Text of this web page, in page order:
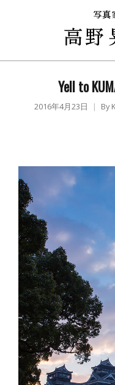
Yell to
2016年4月23日 By